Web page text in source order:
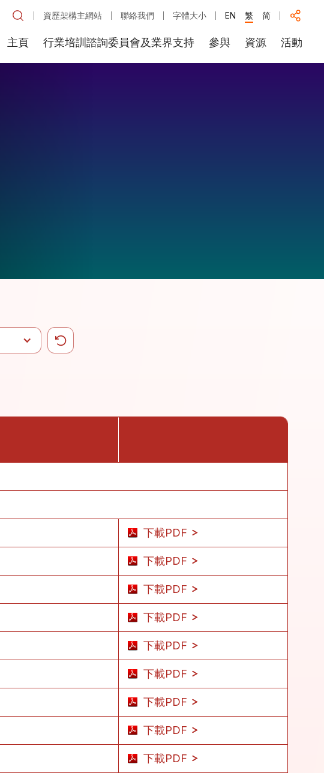
資歷架構主網站 聯絡我們 字體大小 EN 繁 简
主頁 行業培訓諮詢委員會及業界支持 參與 資源 活動
下載PDF
下載PDF
下載PDF
下載PDF
下載PDF
下載PDF
下載PDF
下載PDF
下載PDF